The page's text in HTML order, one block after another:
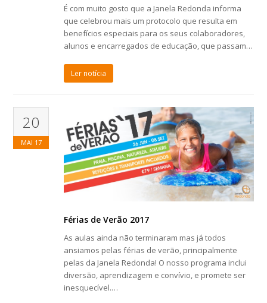
É com muito gosto que a Janela Redonda informa
que celebrou mais um protocolo que resulta em
benefícios especiais para os seus colaboradores,
alunos e encarregados de educação, que passam…
Ler notícia
20
MAI 17
Férias de Verão 2017
As aulas ainda não terminaram mas já todos
ansiamos pelas férias de verão, principalmente
pelas da Janela Redonda! O nosso programa inclui
diversão, aprendizagem e convívio, e promete ser
inesquecível.…